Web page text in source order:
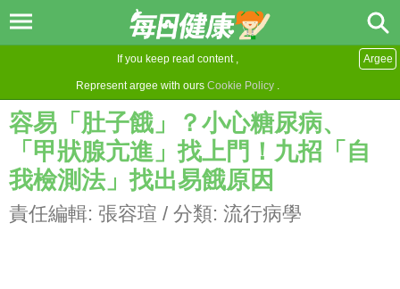
If you keep read content ,
Represent argee with ours Cookie Policy .
Argee
容易「肚子餓」？小心糖尿病、
「甲狀腺亢進」找上門！九招「自
我檢測法」找出易餓原因
責任編輯: 張容瑄 / 分類: 流行病學